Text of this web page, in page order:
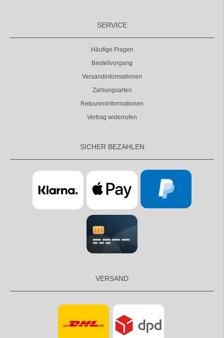
SERVICE
Häufige Fragen
Bestellvorgang
Versandinformationen
Zahlungsarten
Retoureninformationen
Vertrag widerrufen
SICHER BEZAHLEN
VERSAND